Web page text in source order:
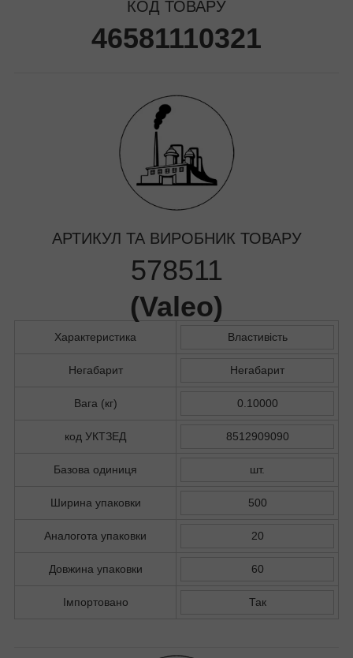
КОД ТОВАРУ
46581110321
АРТИКУЛ ТА ВИРОБНИК ТОВАРУ
578511
(Valeo)
Характеристика Властивість
Негабарит Негабарит
Вага (кг) 0.10000
код УКТЗЕД 8512909090
Базова одиниця шт.
Ширина упаковки 500
Аналогота упаковки 20
Довжина упаковки 60
Імпортовано Так